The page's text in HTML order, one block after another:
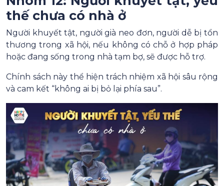
thế chưa có nhà ở
Người khuyết tật, người già neo đơn, người dễ bị tổn
thương trong xã hội, nếu không có chỗ ở hợp pháp
hoặc đang sống trong nhà tạm bợ, sẽ được hỗ trợ.
Chính sách này thể hiện trách nhiệm xã hội sâu rộng
và cam kết “không ai bị bỏ lại phía sau”.